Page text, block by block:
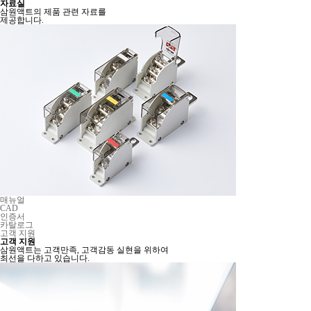
자료실
삼원액트의 제품 관련 자료를
제공합니다.
매뉴얼
CAD
인증서
카탈로그
고객 지원
고객 지원
삼원액트는 고객만족, 고객감동 실현을 위하여
최선을 다하고 있습니다.